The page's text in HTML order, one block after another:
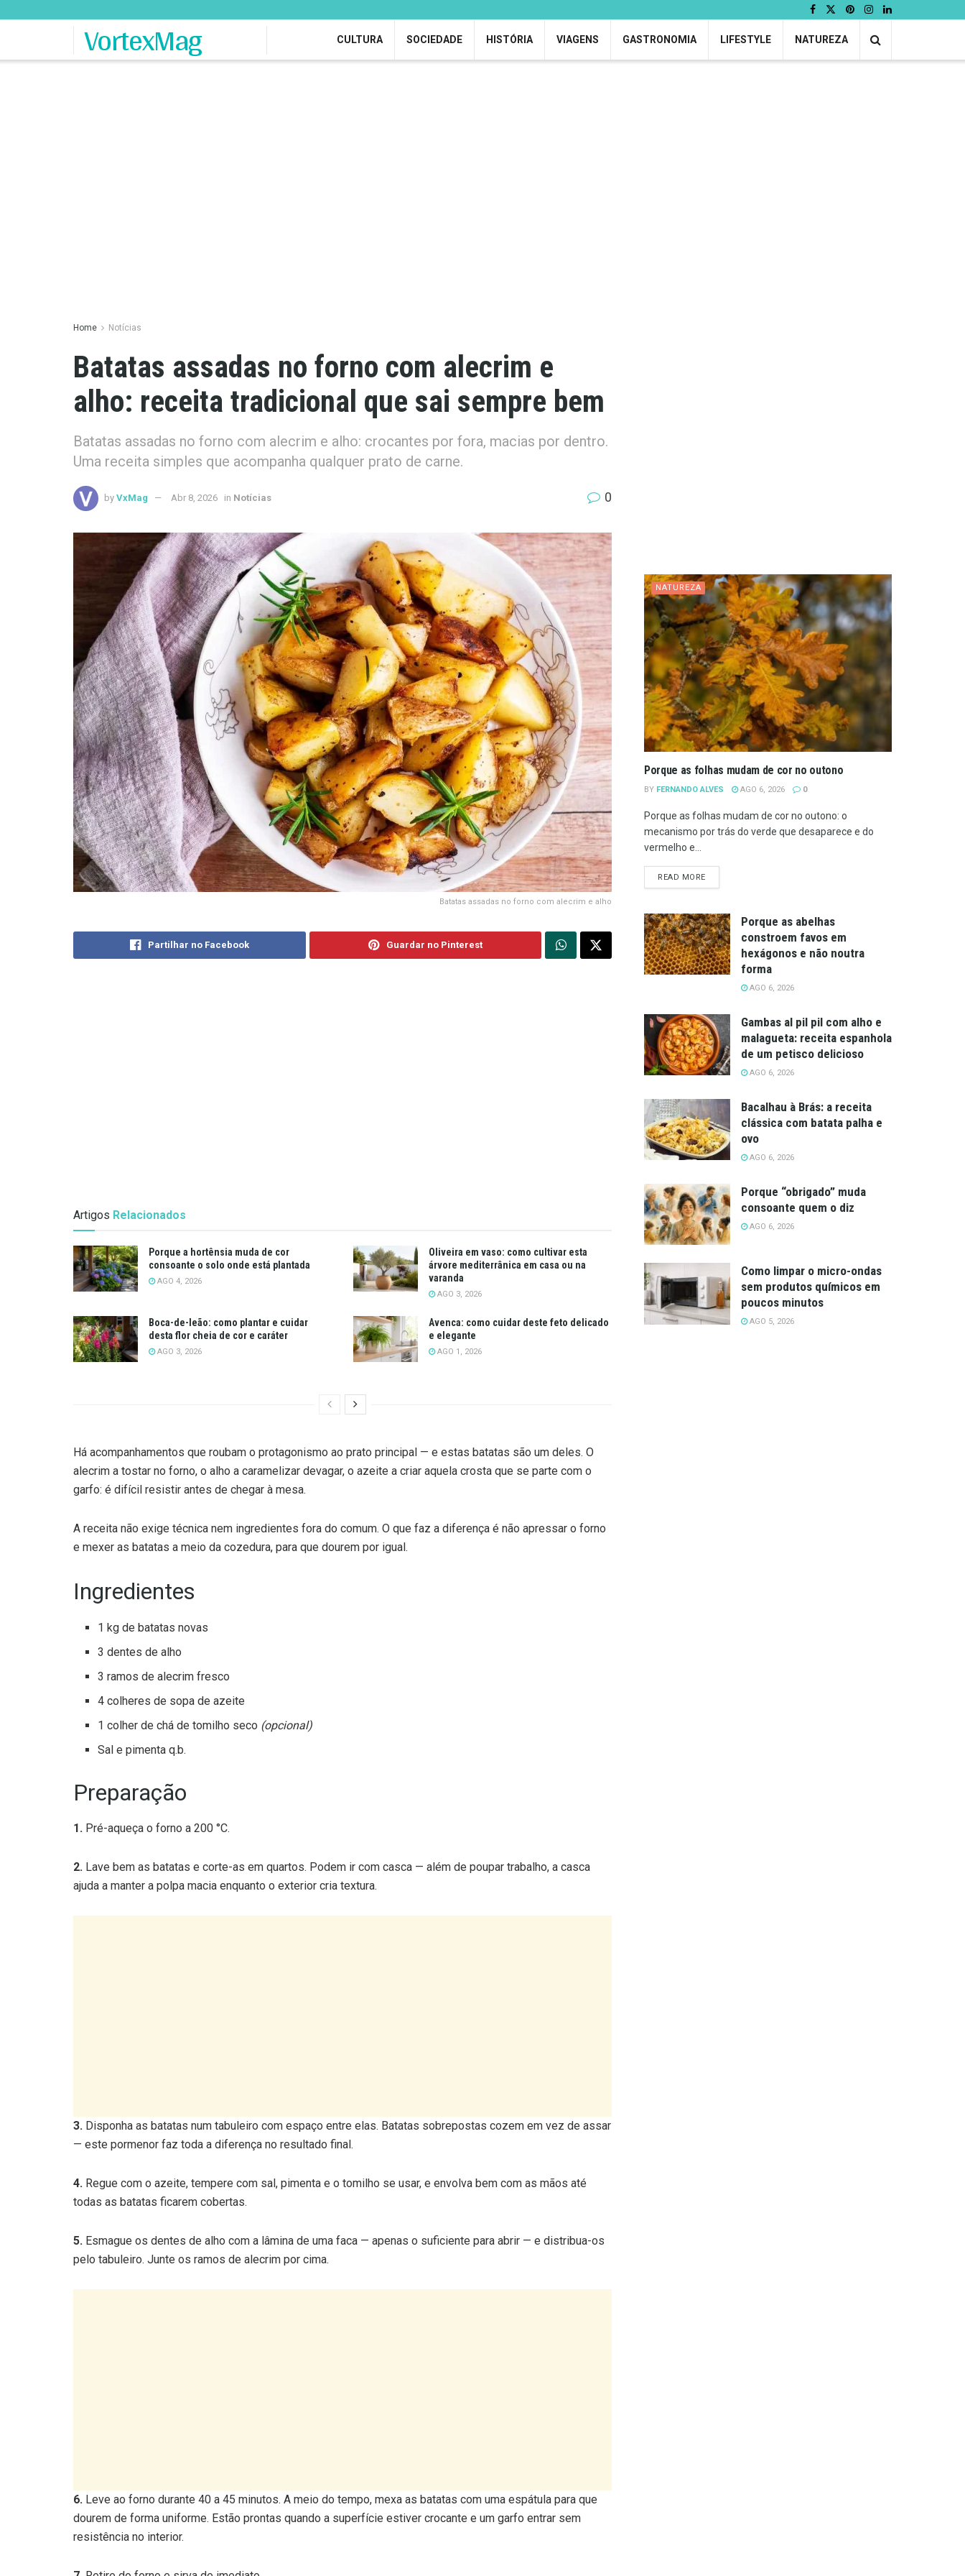
VortexMag CULTURA SOCIEDADE HISTÓRIA VIAGENS GASTRONOMIA LIFESTYLE NATUREZA
Home Notícias
Batatas assadas no forno com alecrim e
alho: receita tradicional que sai sempre bem
Batatas assadas no forno com alecrim e alho: crocantes por fora, macias por dentro.
Uma receita simples que acompanha qualquer prato de carne.
by VxMag Abr 8, 2026 in Notícias 0
Batatas assadas no forno com alecrim e alho
Partilhar no Facebook Guardar no Pinterest
Artigos Relacionados
Porque a hortênsia muda de cor
consoante o solo onde está plantada
AGO 4, 2026
Oliveira em vaso: como cultivar esta
árvore mediterrânica em casa ou na
varanda
AGO 3, 2026
Boca-de-leão: como plantar e cuidar
desta flor cheia de cor e caráter
AGO 3, 2026
Avenca: como cuidar deste feto delicado
e elegante
AGO 1, 2026
Há acompanhamentos que roubam o protagonismo ao prato principal — e estas batatas são um deles. O
alecrim a tostar no forno, o alho a caramelizar devagar, o azeite a criar aquela crosta que se parte com o
garfo: é difícil resistir antes de chegar à mesa.
A receita não exige técnica nem ingredientes fora do comum. O que faz a diferença é não apressar o forno
e mexer as batatas a meio da cozedura, para que dourem por igual.
Ingredientes
1 kg de batatas novas
3 dentes de alho
3 ramos de alecrim fresco
4 colheres de sopa de azeite
1 colher de chá de tomilho seco (opcional)
Sal e pimenta q.b.
Preparação
1. Pré-aqueça o forno a 200 °C.
2. Lave bem as batatas e corte-as em quartos. Podem ir com casca — além de poupar trabalho, a casca
ajuda a manter a polpa macia enquanto o exterior cria textura.
3. Disponha as batatas num tabuleiro com espaço entre elas. Batatas sobrepostas cozem em vez de assar
— este pormenor faz toda a diferença no resultado final.
4. Regue com o azeite, tempere com sal, pimenta e o tomilho se usar, e envolva bem com as mãos até
todas as batatas ficarem cobertas.
5. Esmague os dentes de alho com a lâmina de uma faca — apenas o suficiente para abrir — e distribua-os
pelo tabuleiro. Junte os ramos de alecrim por cima.
6. Leve ao forno durante 40 a 45 minutos. A meio do tempo, mexa as batatas com uma espátula para que
dourem de forma uniforme. Estão prontas quando a superfície estiver crocante e um garfo entrar sem
resistência no interior.
NATUREZA
Porque as folhas mudam de cor no outono
BY FERNANDO ALVES AGO 6, 2026 0
Porque as folhas mudam de cor no outono: o
mecanismo por trás do verde que desaparece e do
vermelho e...
READ MOREDETAILS
Porque as abelhas
constroem favos em
hexágonos e não noutra
forma
AGO 6, 2026
Gambas al pil pil com alho e
malagueta: receita espanhola
de um petisco delicioso
AGO 6, 2026
Bacalhau à Brás: a receita
clássica com batata palha e
ovo
AGO 6, 2026
Porque “obrigado” muda
consoante quem o diz
AGO 6, 2026
Como limpar o micro-ondas
sem produtos químicos em
poucos minutos
AGO 5, 2026